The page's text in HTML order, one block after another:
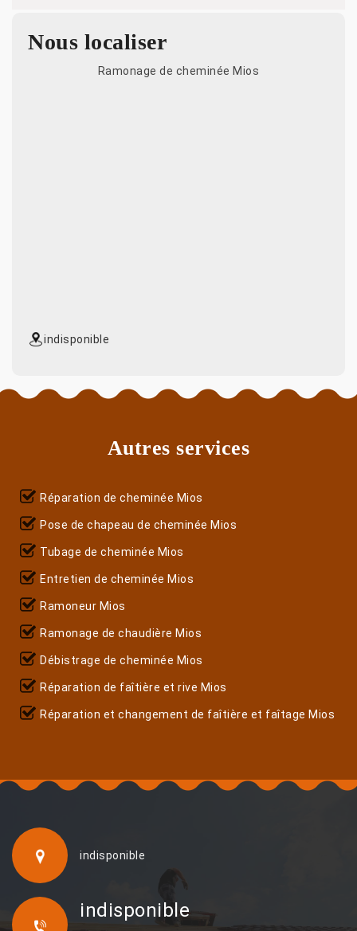
Nous localiser
Ramonage de cheminée Mios
indisponible
Autres services
Réparation de cheminée Mios
Pose de chapeau de cheminée Mios
Tubage de cheminée Mios
Entretien de cheminée Mios
Ramoneur Mios
Ramonage de chaudière Mios
Débistrage de cheminée Mios
Réparation de faîtière et rive Mios
Réparation et changement de faîtière et faîtage Mios
indisponible
indisponible